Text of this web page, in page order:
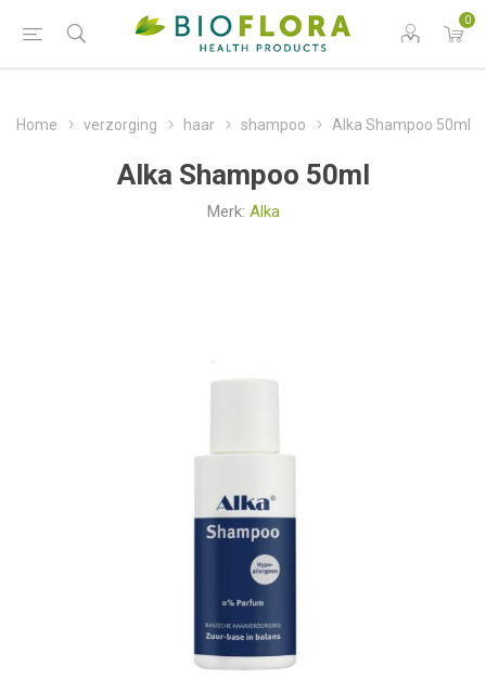
0
Home verzorging haar shampoo Alka Shampoo 50ml
Alka Shampoo 50ml
Merk: Alka